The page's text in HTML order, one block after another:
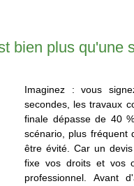
bien plus qu'une
Imaginez : vous
secondes, les travaux
finale dépasse de 40
scénario, plus fréquent
être évité. Car un
fixe vos droits et vos
professionnel. Avant